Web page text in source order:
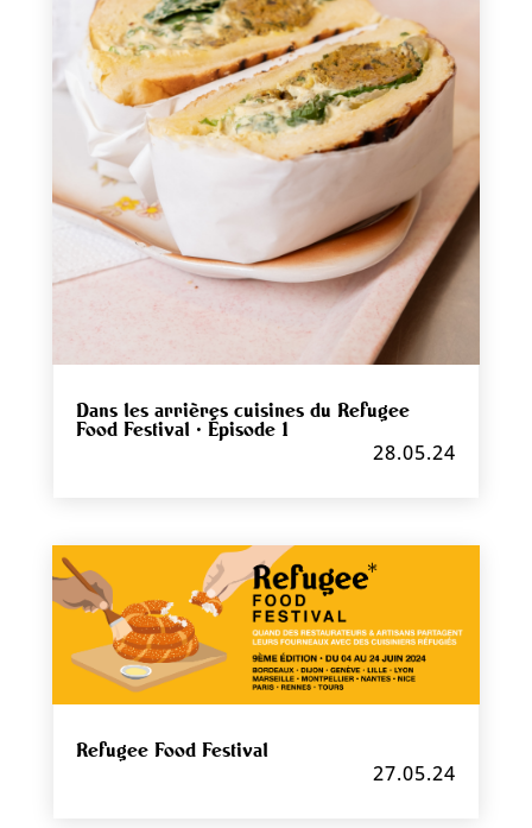
Dans les arrières cuisines du Refugee
Food Festival · Épisode 1
28.05.24
Refugee Food Festival
27.05.24